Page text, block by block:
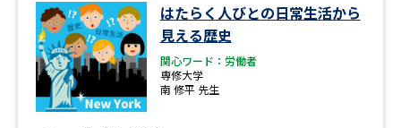
はたらく人びとの日常生活から
見える歴史
関心ワード：労働者
専修大学
南 修平 先生